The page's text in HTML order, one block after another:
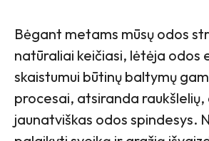
Bėgant metams mūsų odos
natūraliai keičiasi, lėtėja odos
skaistumui būtinų baltymų
procesai, atsiranda
jaunatviškas odos spindesys.